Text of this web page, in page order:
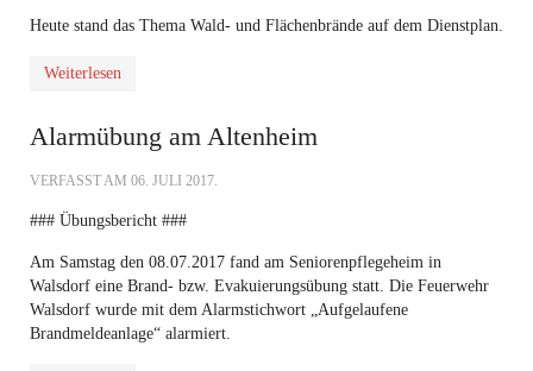
Heute stand das Thema Wald- und Flächenbrände auf dem Dienstplan.
Weiterlesen
Alarmübung am Altenheim
VERFASST AM 06. JULI 2017.
### Übungsbericht ###
Am Samstag den 08.07.2017 fand am Seniorenpflegeheim in
Walsdorf eine Brand- bzw. Evakuierungsübung statt. Die Feuerwehr
Walsdorf wurde mit dem Alarmstichwort „Aufgelaufene
Brandmeldeanlage“ alarmiert.